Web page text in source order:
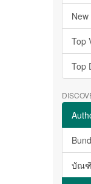
Top
Top
บัณฑิ